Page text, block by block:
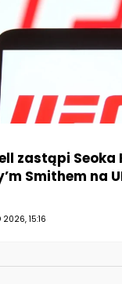
zastąpi Seoka
Smithem na
2026, 15:16